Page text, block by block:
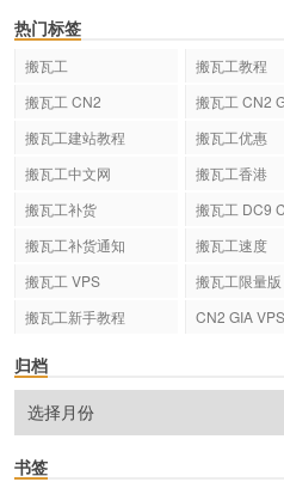
热门标签
搬瓦工 搬瓦工教程
搬瓦工 CN2
搬瓦工 CN2
搬瓦工建站教程 搬瓦工优惠
搬瓦工中文网
搬瓦工香港
搬瓦工补货
搬瓦工 DC9
搬瓦工补货通知
搬瓦工速度
搬瓦工 VPS
搬瓦工限量版
搬瓦工新手教程
CN2 GIA VPS
归档
书签